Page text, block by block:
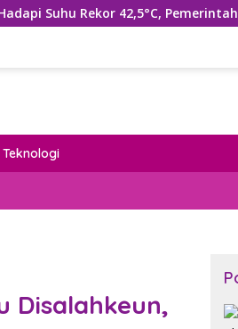
42,5°C, Pemerintah Tetapkan
Teknologi
Disalahkeun,